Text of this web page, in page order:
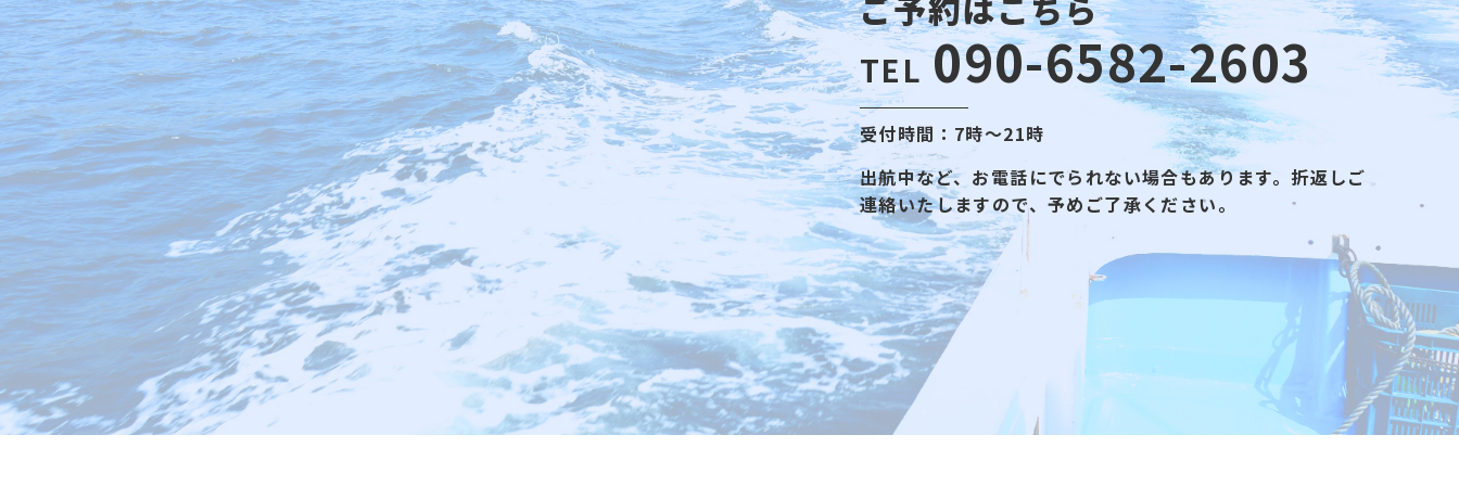
TEL 090-6582-2603
受付時間：7時～21時
出航中など、お電話にでられない場合もあります。折返しご
連絡いたしますので、予めご了承ください。